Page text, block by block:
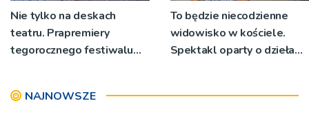
Nie tylko na deskach
teatru. Prapremiery
tegorocznego festiwalu
okolicznościach
To będzie niecodzienne
widowisko w kościele.
Spektakl oparty o dzieła
NAJNOWSZE